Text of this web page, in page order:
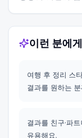
이런 분에
여행 후 정리 스
결과를 원하는
결과를 친구·파
유용해요.